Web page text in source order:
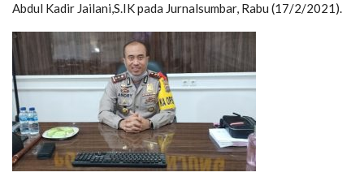
Abdul Kadir Jailani,S.IK pada Jurnalsumbar, Rabu (17/2/2021).